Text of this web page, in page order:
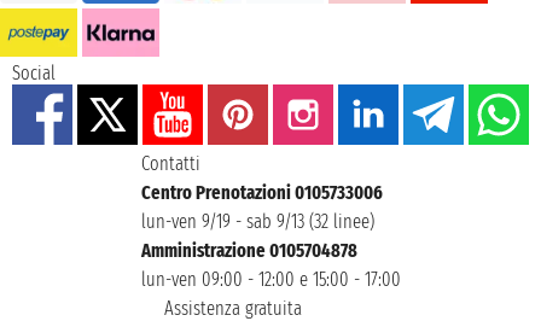
Social
Contatti
Centro Prenotazioni 0105733006
lun-ven 9/19 - sab 9/13 (32 linee)
Amministrazione 0105704878
lun-ven 09:00 - 12:00 e 15:00 - 17:00
Assistenza gratuita